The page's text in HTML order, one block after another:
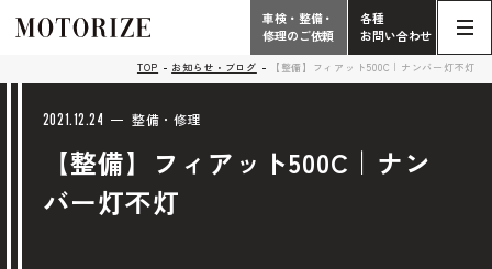
こだわり
Phone
電話受付時間 10:00 - 18:30（月曜定休）
Contact
車検・整備・
修理のご依頼
各種
お問い合わせ
TOP お知らせ・ブログ 【整備】フィアット500C｜ナンバー灯不灯
2021.12.24 整備・修理
【整備】フィアット500C｜ナン
バー灯不灯